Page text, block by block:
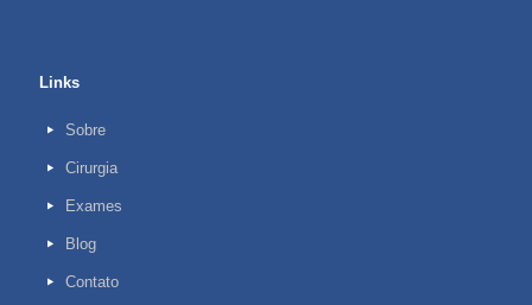
Links
Sobre
Cirurgia
Exames
Blog
Contato